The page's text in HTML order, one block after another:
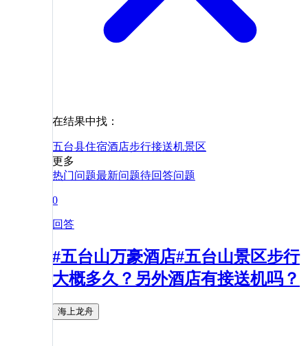
在结果中找：
五台县住宿酒店步行接送机景区
更多
热门问题最新问题待回答问题
0
回答
#五台山万豪酒店#五台山景区步行
大概多久？另外酒店有接送机吗？
海上龙舟